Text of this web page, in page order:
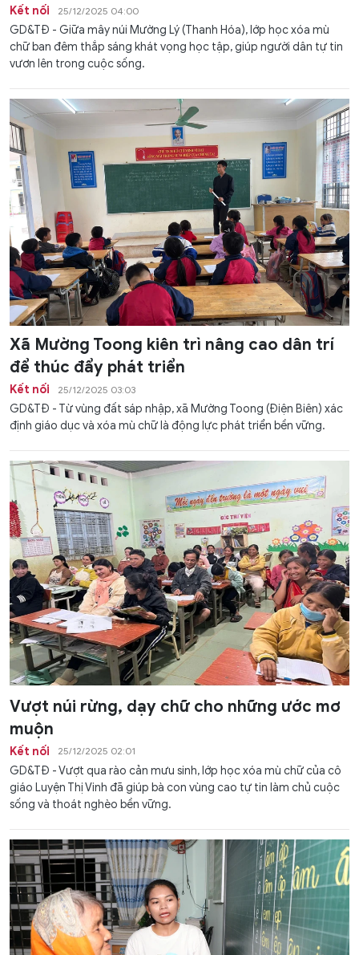
Kết nối 25/12/2025 04:00
GD&TĐ - Giữa mây núi Mường Lý (Thanh Hóa), lớp học xóa mù
chữ ban đêm thắp sáng khát vọng học tập, giúp người dân tự tin
vươn lên trong cuộc sống.
Xã Mường Toong kiên trì nâng cao dân trí
để thúc đẩy phát triển
Kết nối 25/12/2025 03:03
GD&TĐ - Từ vùng đất sáp nhập, xã Mường Toong (Điện Biên) xác
định giáo dục và xóa mù chữ là động lực phát triển bền vững.
Vượt núi rừng, dạy chữ cho những ước mơ
muộn
Kết nối 25/12/2025 02:01
GD&TĐ - Vượt qua rào cản mưu sinh, lớp học xóa mù chữ của cô
giáo Luyện Thị Vinh đã giúp bà con vùng cao tự tin làm chủ cuộc
sống và thoát nghèo bền vững.